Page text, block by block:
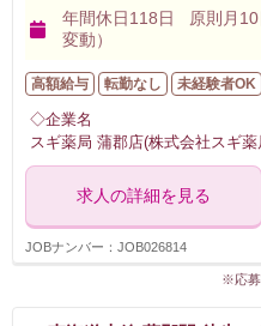
年間休日118日 原則月10
変動）
高額給与 転勤なし 未経験者OK
◇企業名
スギ薬局 蒲郡店(株式会社スギ薬
求人の詳細を見る
JOBナンバー：JOB026814
※応募